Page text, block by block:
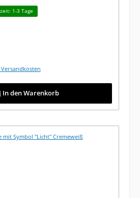
1-3 Tage
In den Warenkorb